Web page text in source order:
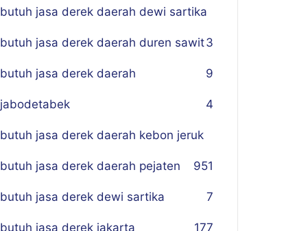
butuh jasa derek daerah dewi sartika
3
butuh jasa derek daerah duren sawit
9
butuh jasa derek daerah
jabodetabek 4
butuh jasa derek daerah kebon jeruk
51
butuh jasa derek daerah pejaten 9
butuh jasa derek dewi sartika 7
butuh jasa derek jakarta 177